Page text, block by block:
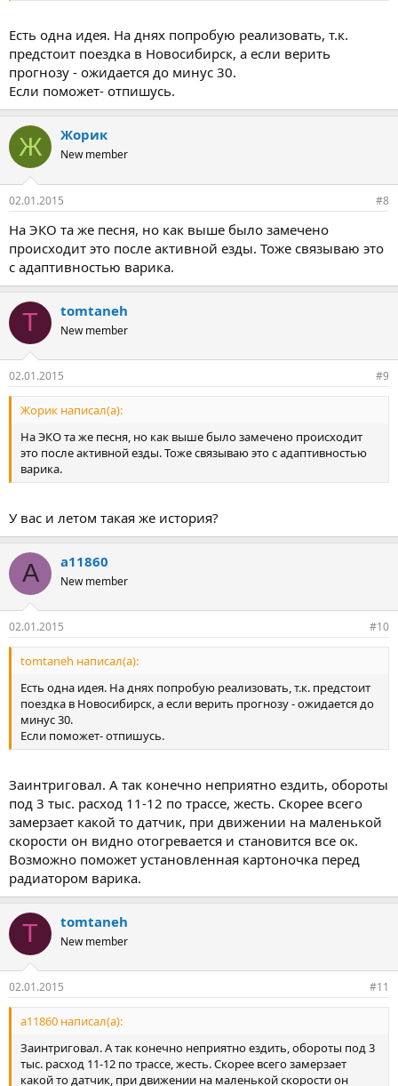
Есть одна идея. На днях попробую реализовать, т.к.
предстоит поездка в Новосибирск, а если верить
прогнозу - ожидается до минус 30.
Если поможет- отпишусь.
Ж Жорик
New member
02.01.2015 #8
На ЭКО та же песня, но как выше было замечено
происходит это после активной езды. Тоже связываю это
с адаптивностью варика.
T tomtaneh
New member
02.01.2015 #9
Жорик написал(а):
На ЭКО та же песня, но как выше было замечено происходит
это после активной езды. Тоже связываю это с адаптивностью
варика.
У вас и летом такая же история?
A a11860
New member
02.01.2015 #10
tomtaneh написал(а):
Есть одна идея. На днях попробую реализовать, т.к. предстоит
поездка в Новосибирск, а если верить прогнозу - ожидается до
минус 30.
Если поможет- отпишусь.
Заинтриговал. А так конечно неприятно ездить, обороты
под 3 тыс. расход 11-12 по трассе, жесть. Скорее всего
замерзает какой то датчик, при движении на маленькой
скорости он видно отогревается и становится все ок.
Возможно поможет установленная картоночка перед
радиатором варика.
T tomtaneh
New member
02.01.2015 #11
a11860 написал(а):
Заинтриговал. А так конечно неприятно ездить, обороты под 3
тыс. расход 11-12 по трассе, жесть. Скорее всего замерзает
какой то датчик, при движении на маленькой скорости он